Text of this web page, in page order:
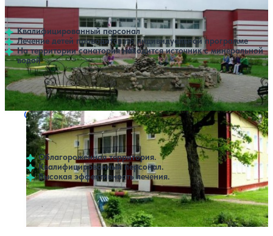
23 отзыва
Брянск
Квалифицированный персонал
Лечение детей проводится по индивидуальной программе
На территории санатория находится источник с минеральной
водой
Профилей лечения:4 Крытый бассейн
Санаторий Озерный
54 отзыва
Брянск
Облагороженная территория.
Квалифицированный персонал.
Высокая эффективность лечения.
Профилей лечения:2
Нет цен или свободных мест на выбранные даты
Выбрать другой вариант